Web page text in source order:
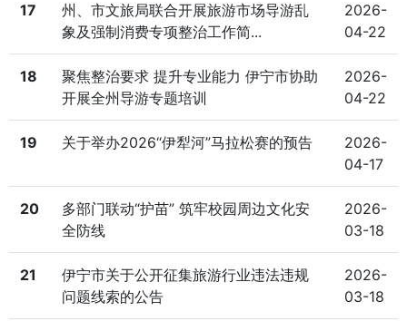
17
州、市文旅局联合开展旅游市场导游乱
象及强制消费专项整治工作简...
2026-
04-22
18
聚焦整治要求 提升专业能力 伊宁市协助
开展全州导游专题培训
2026-
04-22
19 关于举办2026“伊犁河”马拉松赛的预告
2026-
04-17
20
多部门联动“护苗” 筑牢校园周边文化安
全防线
2026-
03-18
21
伊宁市关于公开征集旅游行业违法违规
问题线索的公告
2026-
03-18